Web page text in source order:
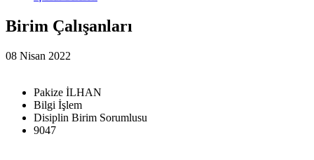
Birim Çalışanları
08 Nisan 2022
Pakize İLHAN
Bilgi İşlem
Disiplin Birim Sorumlusu
9047